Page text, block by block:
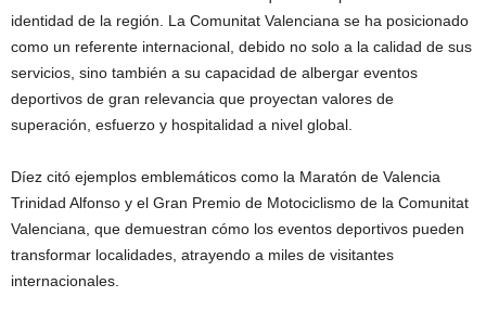
identidad de la región. La Comunitat Valenciana se ha posicionado
como un referente internacional, debido no solo a la calidad de sus
servicios, sino también a su capacidad de albergar eventos
deportivos de gran relevancia que proyectan valores de
superación, esfuerzo y hospitalidad a nivel global.
Díez citó ejemplos emblemáticos como la Maratón de Valencia
Trinidad Alfonso y el Gran Premio de Motociclismo de la Comunitat
Valenciana, que demuestran cómo los eventos deportivos pueden
transformar localidades, atrayendo a miles de visitantes
internacionales.